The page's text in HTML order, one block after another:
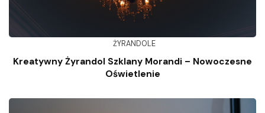
ŻYRANDOLE
Kreatywny Żyrandol Szklany Morandi – Nowoczesne
Oświetlenie